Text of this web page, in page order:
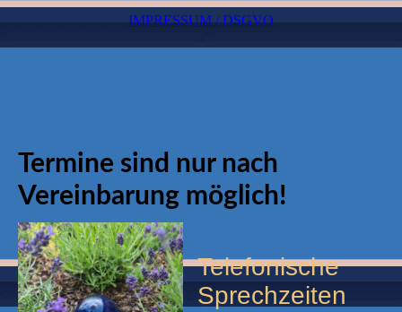
IMPRESSUM / DSGVO
Termine sind nur nach
Vereinbarung möglich!
Telefonische
Sprechzeiten